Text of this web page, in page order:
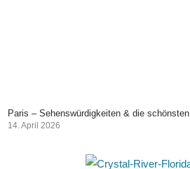
Paris – Sehenswürdigkeiten & die
14. April 2026